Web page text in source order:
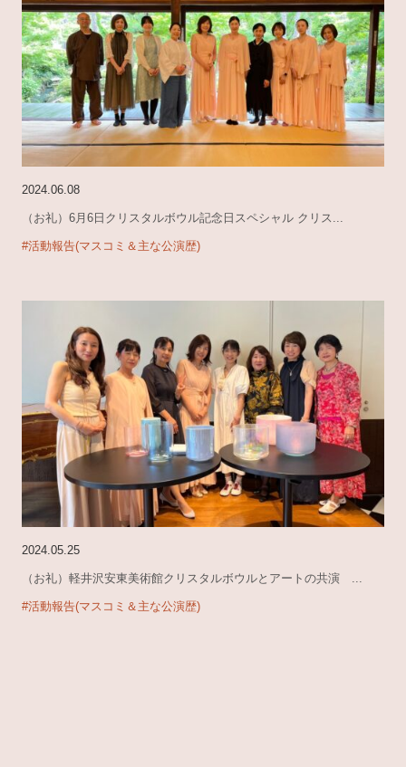
2024.06.08
（お礼）6月6日クリスタルボウル記念日スペシャル クリス...
#活動報告(マスコミ＆主な公演歴)
2024.05.25
（お礼）軽井沢安東美術館クリスタルボウルとアートの共演 ...
#活動報告(マスコミ＆主な公演歴)